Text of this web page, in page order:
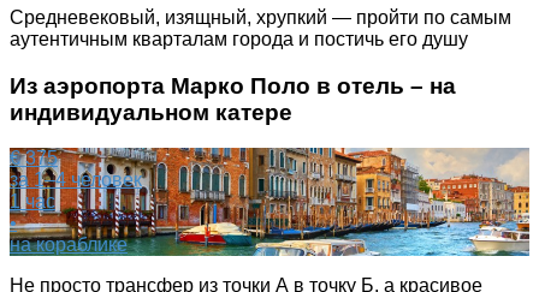
Средневековый, изящный, хрупкий — пройти по самым
аутентичным кварталам города и постичь его душу
Из аэропорта Марко Поло в отель – на
индивидуальном катере
€ 375
за 1–4 человек
1 час
•
на кораблике
Не просто трансфер из точки А в точку Б, а красивое